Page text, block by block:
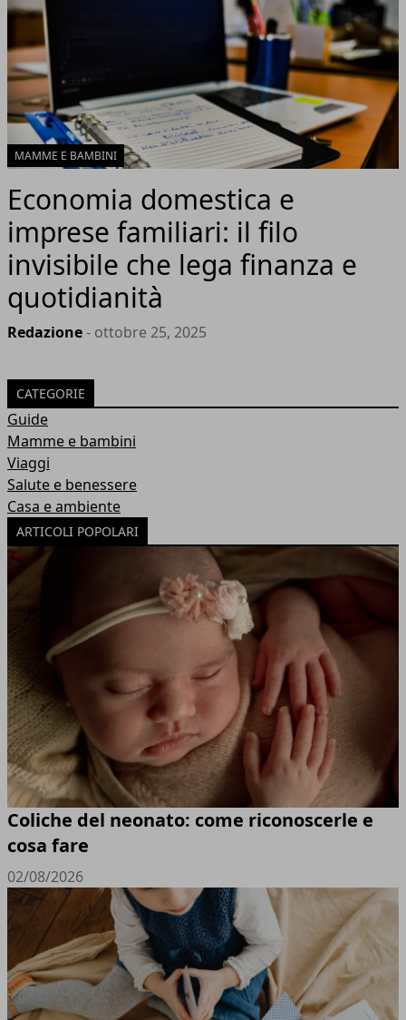
MAMME E BAMBINI
Economia domestica e
imprese familiari: il filo
invisibile che lega finanza e
quotidianità
Redazione- ottobre 25, 2025
CATEGORIE
Guide
Mamme e bambini
Viaggi
Salute e benessere
Casa e ambiente
ARTICOLI POPOLARI
Coliche del neonato: come riconoscerle e
cosa fare
02/08/2026